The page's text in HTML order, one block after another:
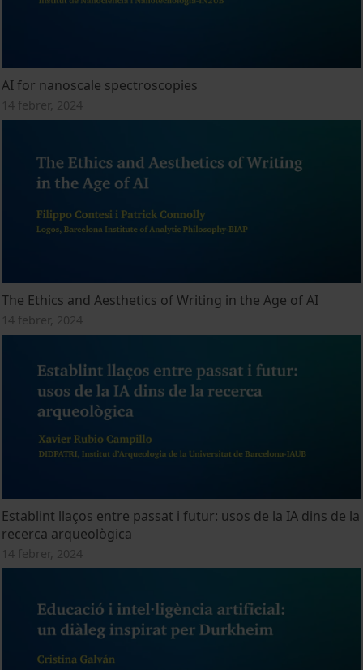
AI for nanoscale spectroscopies
14 febrer, 2024
The Ethics and Aesthetics of Writing in the Age of AI
14 febrer, 2024
Establint llaços entre passat i futur: usos de la IA dins de la
recerca arqueològica
14 febrer, 2024